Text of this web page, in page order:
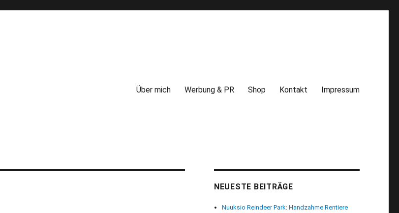
Über mich Werbung & PR Shop Kontakt Impressum
NEUESTE BEITRÄGE
Nuuksio Reindeer Park: Handzahme Rentiere